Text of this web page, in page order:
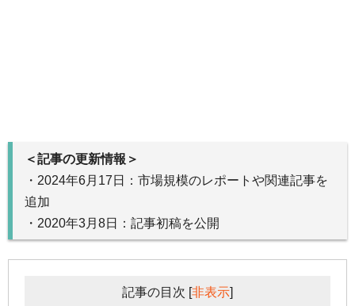
＜記事の更新情報＞
・2024年6月17日：市場規模のレポートや関連記事を
追加
・2020年3月8日：記事初稿を公開
記事の目次 [非表示]